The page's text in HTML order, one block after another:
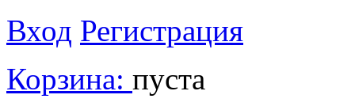
Вход Регистрация
Корзина: пуста